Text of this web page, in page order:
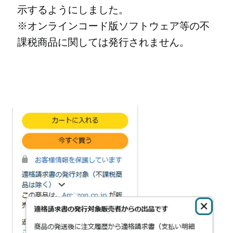
示するようにしました。
※オンラインコード版ソフトウェア等の不
課税商品に関しては発行されません。